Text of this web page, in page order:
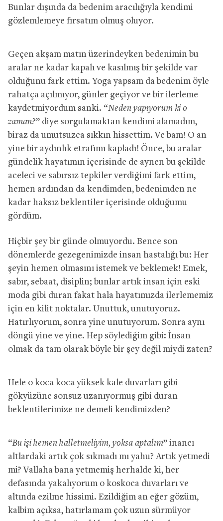
Bunlar dışında da bedenim aracılığıyla kendimi
gözlemlemeye fırsatım olmuş oluyor.
Geçen akşam matın üzerindeyken bedenimin bu
aralar ne kadar kapalı ve kasılmış bir şekilde var
olduğunu fark ettim. Yoga yapsam da bedenim öyle
rahatça açılmıyor, günler geçiyor ve bir ilerleme
kaydetmiyordum sanki. “Neden yapıyorum ki o
zaman?” diye sorgulamaktan kendimi alamadım,
biraz da umutsuzca sıkkın hissettim. Ve bam! O an
yine bir aydınlık etrafımı kapladı! Önce, bu aralar
gündelik hayatımın içerisinde de aynen bu şekilde
aceleci ve sabırsız tepkiler verdiğimi fark ettim,
hemen ardından da kendimden, bedenimden ne
kadar haksız beklentiler içerisinde olduğumu
gördüm.
Hiçbir şey bir günde olmuyordu. Bence son
dönemlerde gezegenimizde insan hastalığı bu: Her
şeyin hemen olmasını istemek ve beklemek! Emek,
sabır, sebaat, disiplin; bunlar artık insan için eski
moda gibi duran fakat hala hayatımızda ilerlememiz
için en kilit noktalar. Unuttuk, unutuyoruz.
Hatırlıyorum, sonra yine unutuyorum. Sonra aynı
döngü yine ve yine. Hep söylediğim gibi: İnsan
olmak da tam olarak böyle bir şey değil miydi zaten?
Hele o koca koca yüksek kale duvarları gibi
gökyüzüne sonsuz uzanıyormuş gibi duran
beklentilerimize ne demeli kendimizden?
“Bu işi hemen halletmeliyim, yoksa aptalım” inancı
altlardaki artık çok sıkmadı mı yahu? Artık yetmedi
mi? Vallaha bana yetmemiş herhalde ki, her
defasında yakalıyorum o koskoca duvarları ve
altında ezilme hissimi. Ezildiğim an eğer gözüm,
kalbim açıksa, hatırlamam çok uzun sürmüyor